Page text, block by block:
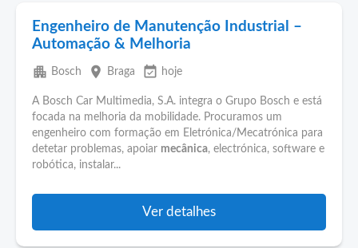
Engenheiro de Manutenção Industrial –
Automação & Melhoria
apartment Bosch place Braga event_available hoje
A Bosch Car Multimedia, S.A. integra o Grupo Bosch e está
focada na melhoria da mobilidade. Procuramos um
engenheiro com formação em Eletrónica/Mecatrónica para
detetar problemas, apoiar mecânica, electrónica, software e
robótica, instalar...
Ver detalhes